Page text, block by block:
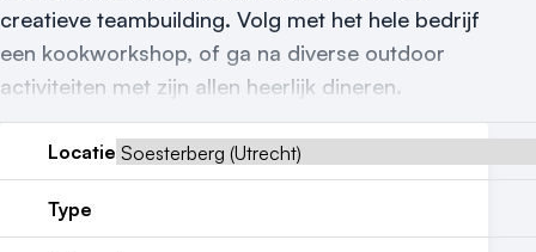
Nieuws
Reviews (5⭐️)
Contact
creatieve teambuilding. Volg met het hele bedrijf
een kookworkshop, of ga na diverse outdoor
activiteiten met zijn allen heerlijk dineren.
Locatie
Type